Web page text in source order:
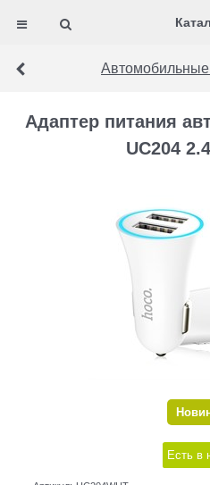
Автомобильные
Адаптер питания
UC204
Есть в